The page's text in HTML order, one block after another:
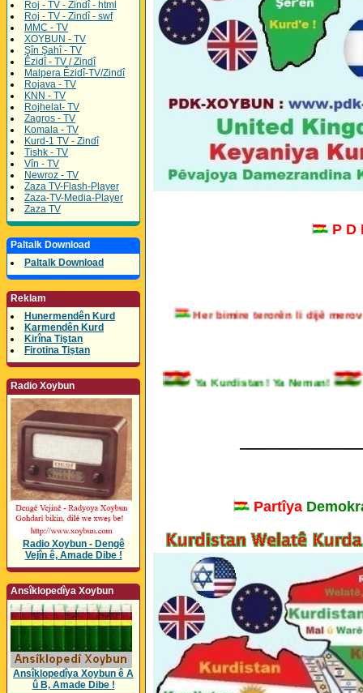
Roj - TV - Zindî - html
Roj - TV - Zindî - swf
MMC - TV
XOYBUN - TV
Şîn Şahî - TV
Êzidî - TV / Zindî
Malpera Êzidî-TV/Zindî
Rojava - TV
KNN - TV
Rojhelat- TV
Zagros - TV
Komala - TV
Kurd-1 TV - Zindî
Tishk - TV
Vîn - TV
Newroz - TV
Zaza TV-Flash-Player
Zaza-TV-Media-Player
Zaza TV
Paltalk Download
Paltalk Download
Reklam
Hunermendên Kurd
Karmendên Kurd
Kirîna Tiştan
Firotina Tiştan
Radio Xoybun
Radio Xoybun - Dengê
Vejîn ê, Amade Dibe !
Ansîklopedîya Xoybun
Ansîklopedîya Xoybun ê A
û B, Amade Dibe !
P D
Her bimire terorên li dijê
Ya Kurdistan! Ya Neman!
Partîya